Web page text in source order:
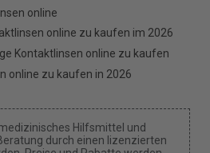
online
online zu kaufen im 2026
Kontaktlinsen online zu kaufen
online zu kaufen in 2026
Hilfsmittel und
durch einen lizenzierten